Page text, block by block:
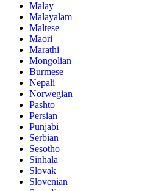
Malay
Malayalam
Maltese
Maori
Marathi
Mongolian
Burmese
Nepali
Norwegian
Pashto
Persian
Punjabi
Serbian
Sesotho
Sinhala
Slovak
Slovenian